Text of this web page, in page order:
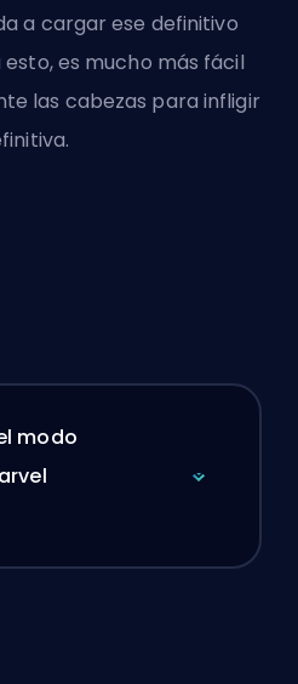
a cargar ese definitivo
es mucho más fácil
las cabezas para infligir
modo